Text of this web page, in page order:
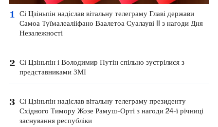
1
Сі Цзіньпін надіслав вітальну телеграму Главі держави
Самоа Туїмалеалііфано Ваалетоа Суалауві II з нагоди Дня
Незалежності
2 Сі Цзіньпін і Володимир Путін спільно зустрілися з
представниками ЗМІ
3 Сі Цзіньпін надіслав вітальну телеграму президенту
Східного Тимору Жозе Рамуш-Орті з нагоди 24-ї річниці
заснування республіки